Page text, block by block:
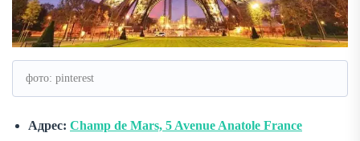
фото: pinterest
Адрес: Champ de Mars, 5 Avenue Anatole France